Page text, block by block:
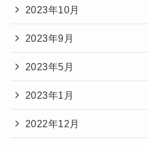
2023年10月
2023年9月
2023年5月
2023年1月
2022年12月